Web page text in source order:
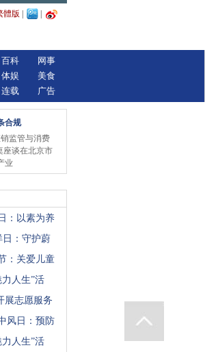
體版
百科
体娱
连载
网事
美食
广告
合规
监管与消费
座谈在北京市
业
：以素为养
日：守护蔚
：关爱儿童
人生”活
展志愿服务
风日：预防
人生”活